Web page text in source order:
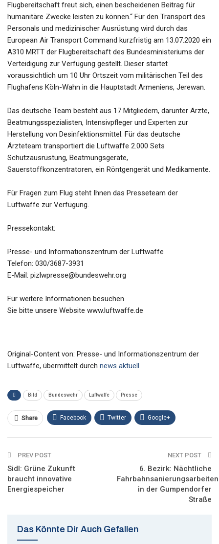
Flugbereitschaft freut sich, einen bescheidenen Beitrag für
humanitäre Zwecke leisten zu können.“ Für den Transport des
Personals und medizinischer Ausrüstung wird durch das
European Air Transport Command kurzfristig am 13.07.2020 ein
A310 MRTT der Flugbereitschaft des Bundesministeriums der
Verteidigung zur Verfügung gestellt. Dieser startet
voraussichtlich um 10 Uhr Ortszeit vom militärischen Teil des
Flughafens Köln-Wahn in die Hauptstadt Armeniens, Jerewan.
Das deutsche Team besteht aus 17 Mitgliedern, darunter Ärzte,
Beatmungsspezialisten, Intensivpfleger und Experten zur
Herstellung von Desinfektionsmittel. Für das deutsche
Ärzteteam transportiert die Luftwaffe 2.000 Sets
Schutzausrüstung, Beatmungsgeräte,
Sauerstoffkonzentratoren, ein Röntgengerät und Medikamente.
Für Fragen zum Flug steht Ihnen das Presseteam der
Luftwaffe zur Verfügung.
Pressekontakt:
Presse- und Informationszentrum der Luftwaffe
Telefon: 030/3687-3931
E-Mail: pizlwpresse@bundeswehr.org
Für weitere Informationen besuchen
Sie bitte unsere Website www.luftwaffe.de
Original-Content von: Presse- und Informationszentrum der
Luftwaffe, übermittelt durch news aktuell
Bild Bundeswehr Luftwaffe Presse
Share Facebook Twitter Google+
Email
PREV POST
Sidl: Grüne Zukunft
braucht innovative
Energiespeicher
NEXT POST
6. Bezirk: Nächtliche
Fahrbahnsanierungsarbeiten
in der Gumpendorfer
Straße
Das Könnte Dir Auch Gefallen